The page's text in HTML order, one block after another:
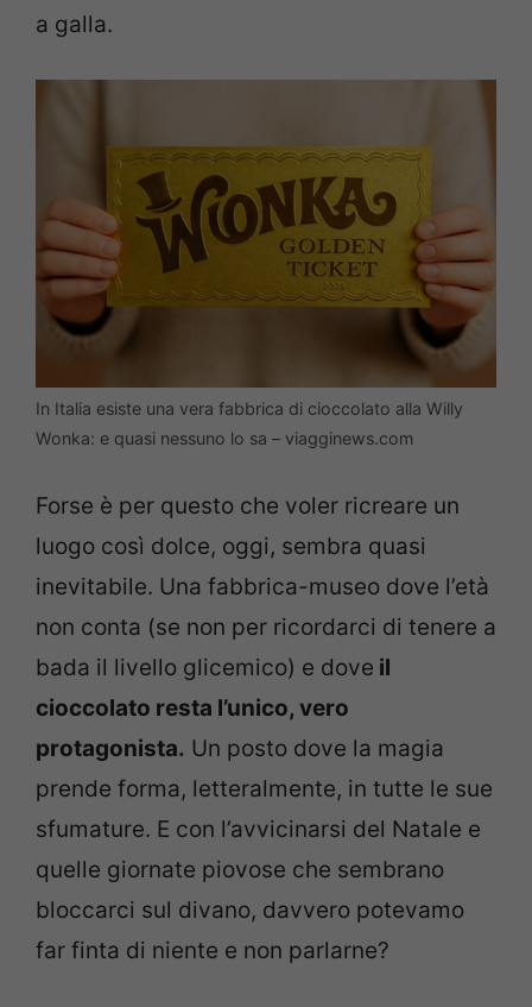
a galla.
In Italia esiste una vera fabbrica di cioccolato alla Willy
Wonka: e quasi nessuno lo sa – viagginews.com
Forse è per questo che voler ricreare un
luogo così dolce, oggi, sembra quasi
inevitabile. Una fabbrica-museo dove l’età
non conta (se non per ricordarci di tenere a
bada il livello glicemico) e dove il
cioccolato resta l’unico, vero
protagonista. Un posto dove la magia
prende forma, letteralmente, in tutte le sue
sfumature. E con l’avvicinarsi del Natale e
quelle giornate piovose che sembrano
bloccarci sul divano, davvero potevamo
far finta di niente e non parlarne?